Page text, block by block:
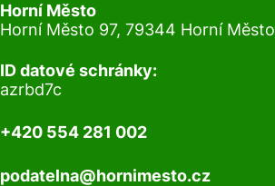
Horní Město
Horní Město 97, 79344 Horní Město
ID datové schránky:
azrbd7c
+420 554 281 002
podatelna@hornimesto.cz